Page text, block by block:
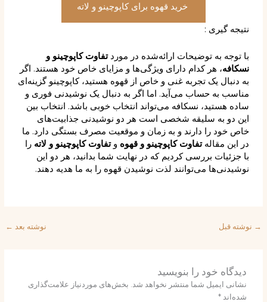
خرید قهوه برای کاپوچینو و لاته
نتیجه گیری :
با توجه به توضیحات ارائه‌شده در مورد تفاوت کاپوچینو و
نسکافه، هر کدام دارای ویژگی‌ها و مزایای خاص خود هستند. اگر
به دنبال یک تجربه غنی و خاص از قهوه هستید، کاپوچینو گزینه‌ای
مناسب به حساب می‌آید. اما اگر به دنبال یک نوشیدنی فوری و
ساده هستید، نسکافه می‌تواند انتخاب خوبی باشد. انتخاب بین
این دو به سلیقه شخصی است هر دو نوشیدنی جذابیت‌های
خاص خود را دارند و به زمان و موقعیت مصرف بستگی دارد. ما
در این مقالهتفاوت کاپوچینو و قهوهو تفاوت کاپوچینو و لاتهرا
با جزئیات بررسی کردیم که در نهایت شما بدانید، هر دو این
نوشیدنی‌ها می‌توانند لذت نوشیدن قهوه را به ما هدیه دهند.
نوشته قبل نوشته بعد←
دیدگاه‌ خود را بنویسید
نشانی ایمیل شما منتشر نخواهد شد. بخش‌های موردنیاز علامت‌گذاری
شده‌اند*